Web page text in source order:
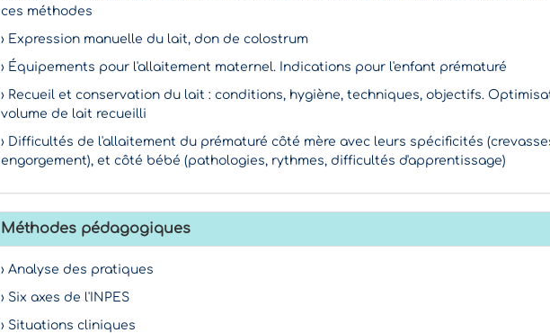
ces méthodes
› Expression manuelle du lait, don de colostrum
› Équipements pour l'allaitement maternel. Indications pour l'enfant prématuré
› Recueil et conservation du lait : conditions, hygiène, techniques, objectifs.
volume de lait recueilli
› Difficultés de l'allaitement du prématuré côté mère avec leurs spécificités
engorgement), et côté bébé (pathologies, rythmes, difficultés d'apprentissage)
Méthodes pédagogiques
› Analyse des pratiques
› Six axes de l'INPES
› Situations cliniques